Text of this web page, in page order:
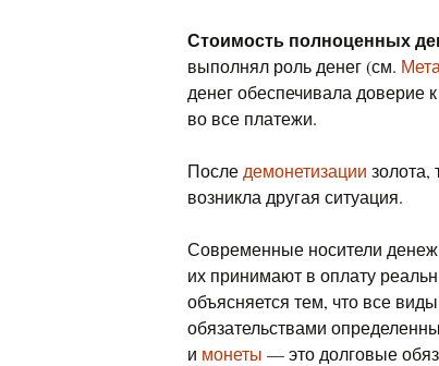
Стоимость полноценных
выполнял роль денег (см.
денег обеспечивала доверие
во все платежи.
После демонетизации золота,
возникла другая ситуация.
Современные носители
их принимают в оплату
объясняется тем, что все
обязательствами
и монеты — это долговые